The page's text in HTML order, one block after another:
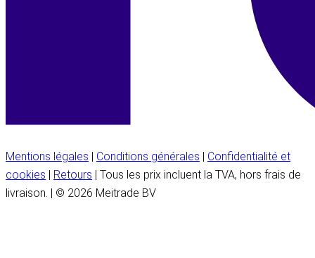
Mentions légales | Conditions générales | Confidentialité et
cookies | Retours | Tous les prix incluent la TVA, hors frais de
livraison. | © 2026 Meitrade BV